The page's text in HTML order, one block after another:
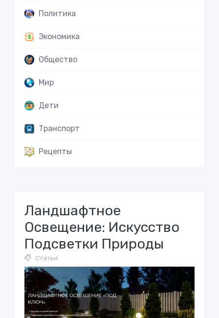
Политика
Экономика
Общество
Мир
Дети
Транспорт
Рецепты
Ландшафтное
Освещение: Искусство
Подсветки Природы
Статьи